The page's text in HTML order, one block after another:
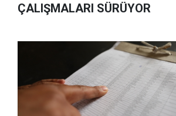
ÇALIŞMALARI SÜRÜYOR